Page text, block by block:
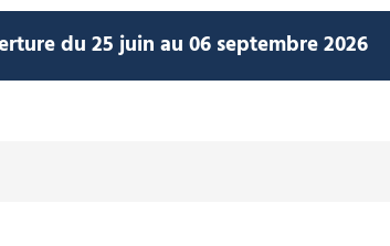
du 25 juin au 06 septembre 2026
du 19 décembre 2026 au 11 avril 2027